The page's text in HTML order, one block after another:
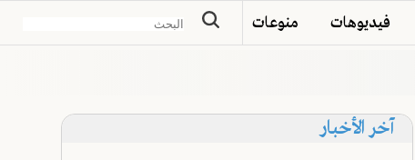
فيديوهات منوعات
آخر الأخبار